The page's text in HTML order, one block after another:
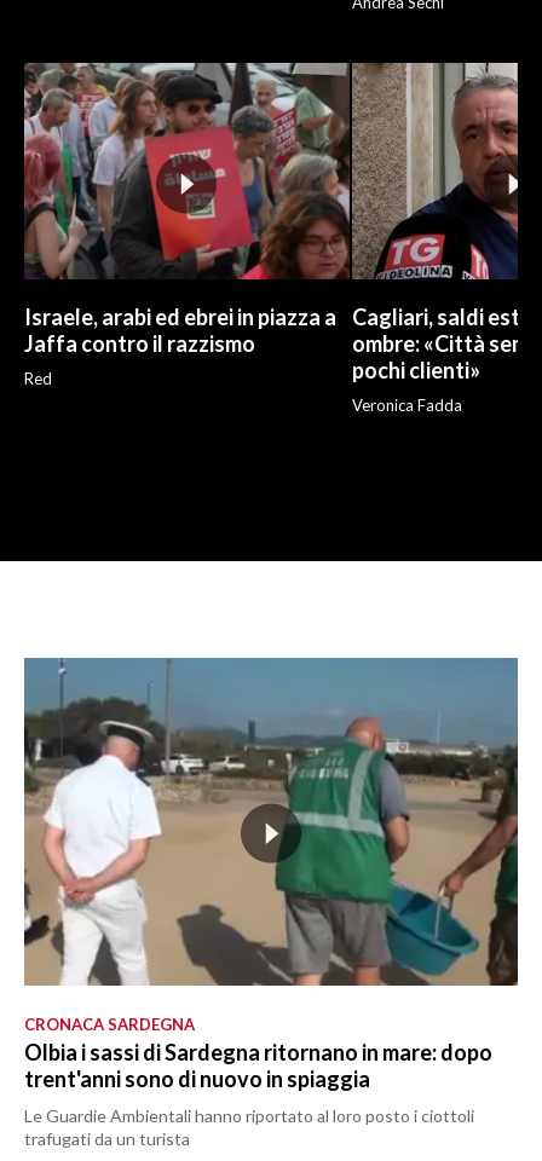
Israele, arabi ed ebrei in piazza a
Jaffa contro il razzismo
Red
Cagliari, saldi
ombre: «Città
pochi clienti»
Veronica Fadda
CRONACA SARDEGNA
Olbia i sassi di Sardegna ritornano in mare: dopo
trent'anni sono di nuovo in spiaggia
Le Guardie Ambientali hanno riportato al loro posto i ciottoli
trafugati da un turista